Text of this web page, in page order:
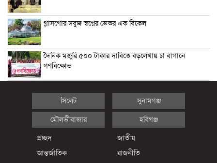
গ্লাসগোর সবুজ স্বপ্নের ভেতর এক বিকেল
দৈনিক মজুরি ৫০০ টাকার দাবিতে বড়লেখায় চা বাগানে
গণবিক্ষোভ
সিলেট সুনামগঞ্জ
মৌলভীবাজার হবিগঞ্জ
প্রচ্ছদ
জাতীয়
আন্তর্জাতিক
রাজনীতি